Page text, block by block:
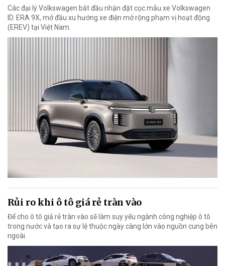
Các đại lý Volkswagen bắt đầu nhận đặt cọc mẫu xe Volkswagen
ID. ERA 9X, mở đầu xu hướng xe điện mở rộng phạm vị hoạt động
(EREV) tại Việt Nam.
Rủi ro khi ô tô giá rẻ tràn vào
Để cho ô tô giả rẻ tràn vào sẽ làm suy yếu ngành công nghiệp ô tô
trong nước và tạo ra sự lệ thuộc ngày càng lớn vào nguồn cung bên
ngoài.